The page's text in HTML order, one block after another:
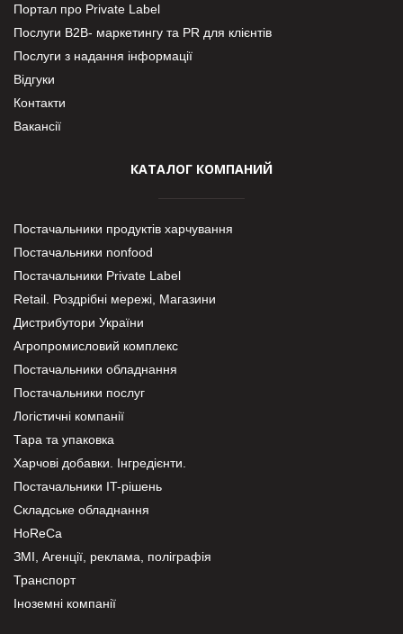
Портал про Private Label
Послуги В2В- маркетингу та PR для клієнтів
Послуги з надання інформації
Відгуки
Контакти
Вакансії
КАТАЛОГ КОМПАНИЙ
Постачальники продуктів харчування
Постачальники nonfood
Постачальники Private Label
Retail. Роздрібні мережі, Магазини
Дистрибутори України
Агропромисловий комплекс
Постачальники обладнання
Постачальники послуг
Логістичні компанії
Тара та упаковка
Харчові добавки. Інгредієнти.
Постачальники IT-рішень
Складське обладнання
HoReCa
ЗМІ, Агенції, реклама, поліграфія
Транспорт
Іноземні компанії